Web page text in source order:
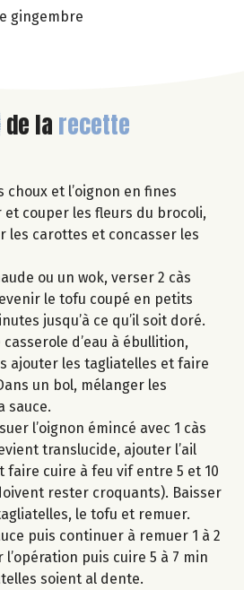
gingembre
de la recette
choux et l’oignon en fines
et couper les fleurs du brocoli,
les carottes et concasser les
ou un wok, verser 2 càs
le tofu coupé en petits
jusqu’à ce qu’il soit doré.
d’eau à ébullition,
ajouter les tagliatelles et faire
un bol, mélanger les
sauce.
l’oignon émincé avec 1 càs
translucide, ajouter l’ail
faire cuire à feu vif entre 5 et 10
rester croquants). Baisser
le tofu et remuer.
puis continuer à remuer 1 à 2
puis cuire 5 à 7 min
soient al dente.